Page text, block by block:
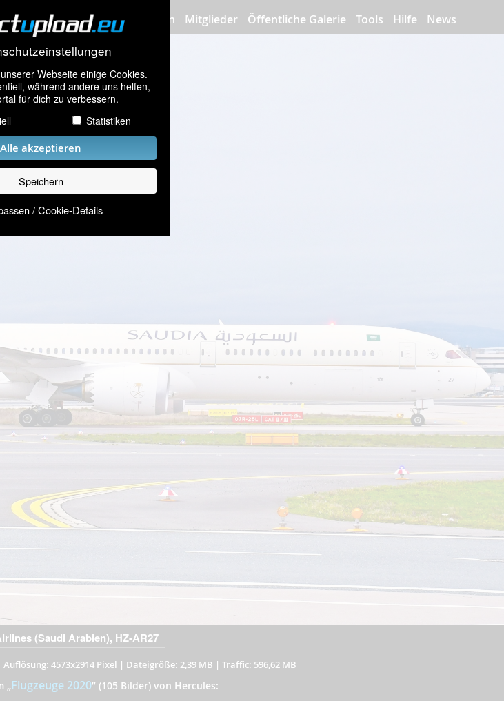
Webseite einige Cookies.
während andere uns helfen,
für dich zu verbessern.
Statistiken
Alle akzeptieren
Speichern
/ Cookie-Details
Bilder hochladen Mitglieder Öffentliche Galerie Tools Hilfe News
(Saudi Arabien), HZ-AR27
Auflösung: 4573x2914 Pixel | Dateigröße: 2,39 MB | Traffic: 596,62 MB
„Flugzeuge 2020” (105 Bilder) von Hercules: